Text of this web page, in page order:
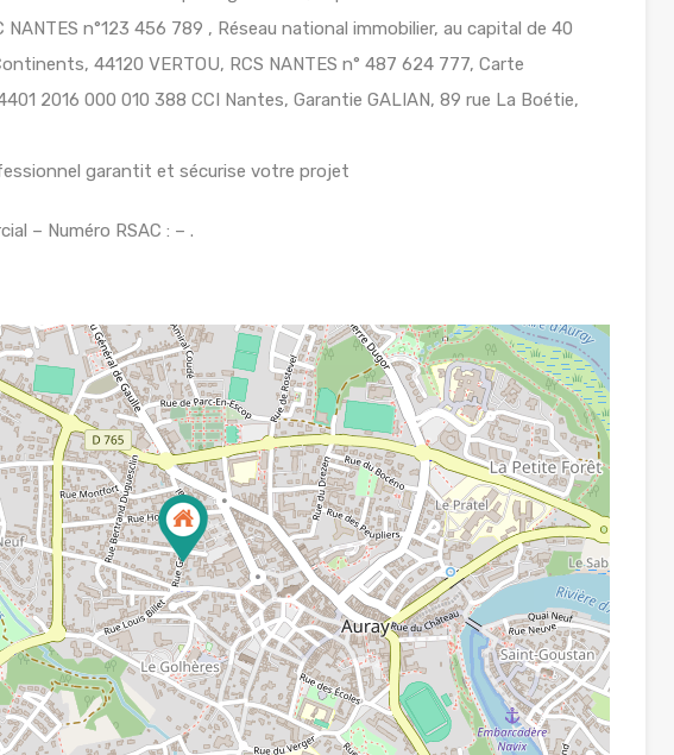
NANTES n°123 456 789 , Réseau national immobilier, au capital de 40
44120 VERTOU, RCS NANTES n° 487 624 777, Carte
2016 000 010 388 CCI Nantes, Garantie GALIAN, 89 rue La Boétie,
garantit et sécurise votre projet
– Numéro RSAC : – .